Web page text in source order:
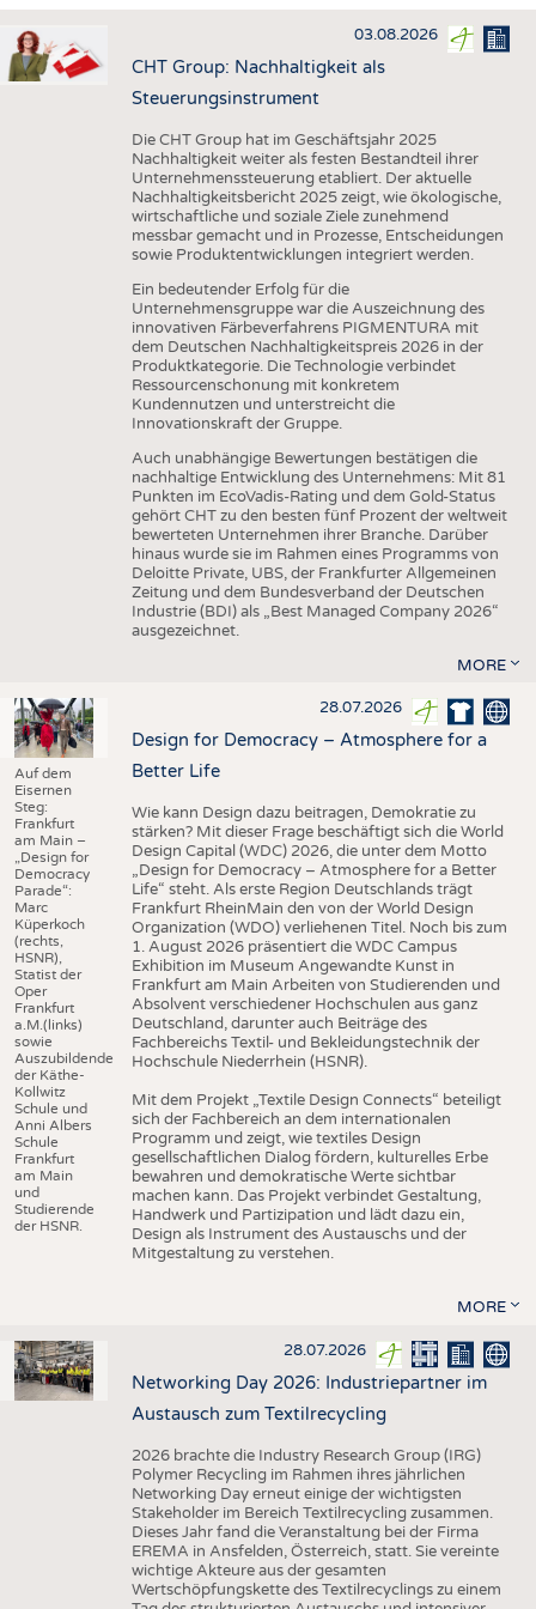
HAUS- UND HEIMTEXTILIEN
BEKLEIDUNG
AUSSCHREIBUNGEN
DTV AUSSCHREIBUNGSDIENST
STATISTICS
ADRESSEN & LINKS
PUBLIKATIONEN
BRANCHENTERMINE
03.08.2026
CHT Group: Nachhaltigkeit als
Steuerungsinstrument
Die CHT Group hat im Geschäftsjahr 2025
Nachhaltigkeit weiter als festen Bestandteil ihrer
Unternehmenssteuerung etabliert. Der aktuelle
Nachhaltigkeitsbericht 2025 zeigt, wie ökologische,
wirtschaftliche und soziale Ziele zunehmend
messbar gemacht und in Prozesse, Entscheidungen
sowie Produktentwicklungen integriert werden.
Ein bedeutender Erfolg für die
Unternehmensgruppe war die Auszeichnung des
innovativen Färbeverfahrens PIGMENTURA mit
dem Deutschen Nachhaltigkeitspreis 2026 in der
Produktkategorie. Die Technologie verbindet
Ressourcenschonung mit konkretem
Kundennutzen und unterstreicht die
Innovationskraft der Gruppe.
Auch unabhängige Bewertungen bestätigen die
nachhaltige Entwicklung des Unternehmens: Mit 81
Punkten im EcoVadis-Rating und dem Gold-Status
gehört CHT zu den besten fünf Prozent der weltweit
bewerteten Unternehmen ihrer Branche. Darüber
hinaus wurde sie im Rahmen eines Programms von
Deloitte Private, UBS, der Frankfurter Allgemeinen
Zeitung und dem Bundesverband der Deutschen
Industrie (BDI) als „Best Managed Company 2026“
ausgezeichnet.
MORE
Auf dem
Eisernen
Steg:
Frankfurt
am Main –
„Design for
Democracy
Parade“:
Marc
Küperkoch
(rechts,
HSNR),
Statist der
Oper
Frankfurt
a.M.(links)
sowie
Auszubildende
der Käthe-
Kollwitz
Schule und
Anni Albers
Schule
Frankfurt
am Main
und
Studierende
der HSNR.
28.07.2026
Design for Democracy – Atmosphere for a
Better Life
Wie kann Design dazu beitragen, Demokratie zu
stärken? Mit dieser Frage beschäftigt sich die World
Design Capital (WDC) 2026, die unter dem Motto
„Design for Democracy – Atmosphere for a Better
Life“ steht. Als erste Region Deutschlands trägt
Frankfurt RheinMain den von der World Design
Organization (WDO) verliehenen Titel. Noch bis zum
1. August 2026 präsentiert die WDC Campus
Exhibition im Museum Angewandte Kunst in
Frankfurt am Main Arbeiten von Studierenden und
Absolvent verschiedener Hochschulen aus ganz
Deutschland, darunter auch Beiträge des
Fachbereichs Textil- und Bekleidungstechnik der
Hochschule Niederrhein (HSNR).
Mit dem Projekt „Textile Design Connects“ beteiligt
sich der Fachbereich an dem internationalen
Programm und zeigt, wie textiles Design
gesellschaftlichen Dialog fördern, kulturelles Erbe
bewahren und demokratische Werte sichtbar
machen kann. Das Projekt verbindet Gestaltung,
Handwerk und Partizipation und lädt dazu ein,
Design als Instrument des Austauschs und der
Mitgestaltung zu verstehen.
MORE
28.07.2026
Networking Day 2026: Industriepartner im
Austausch zum Textilrecycling
2026 brachte die Industry Research Group (IRG)
Polymer Recycling im Rahmen ihres jährlichen
Networking Day erneut einige der wichtigsten
Stakeholder im Bereich Textilrecycling zusammen.
Dieses Jahr fand die Veranstaltung bei der Firma
EREMA in Ansfelden, Österreich, statt. Sie vereinte
wichtige Akteure aus der gesamten
Wertschöpfungskette des Textilrecyclings zu einem